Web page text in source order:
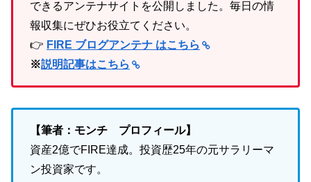
できるアンテナサイトを公開しました。毎日の情
報収集にぜひお役立てください。
👉 FIRE ブログアンテナ はこちら
※説明記事はこちら
【筆者：モンチ プロフィール】
資産2億でFIRE達成。投資歴25年の元サラリーマ
ン投資家です。